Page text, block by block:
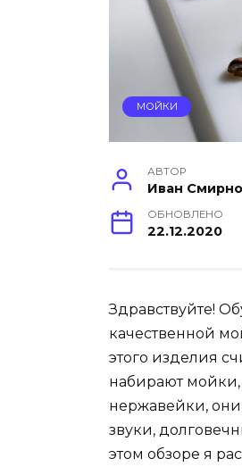
МОЙКИ
АВТОР
Иван
ОБНОВЛЕНО
22.12.2020
Здравствуйте!
качественной
этого изделия
набирают мойки,
нержавейки,
звуки,
этом обзоре я